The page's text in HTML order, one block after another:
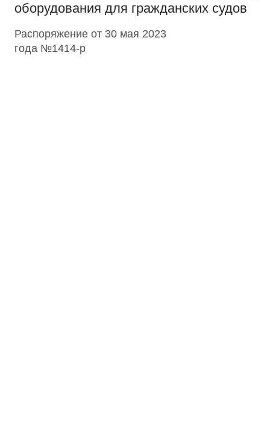
оборудования для гражданских судов
Распоряжение от 30 мая 2023
года №1414-р